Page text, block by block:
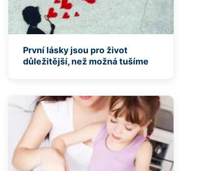
První lásky jsou pro život
důležitější, než možná tušíme